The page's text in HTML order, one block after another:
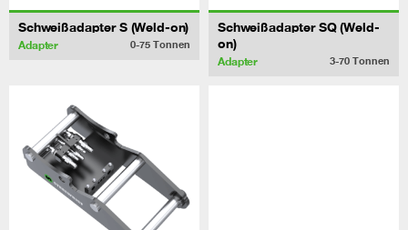
Schweißadapter S (Weld-on)
Adapter 0-75 Tonnen
Schweißadapter SQ (Weld-
on)
Adapter 3-70 Tonnen